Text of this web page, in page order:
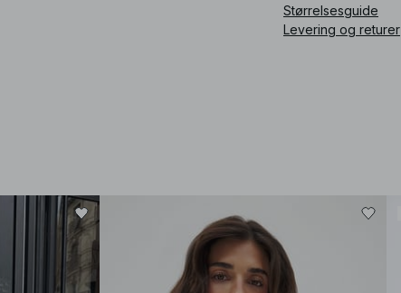
Størrelsesguide
Levering og returer